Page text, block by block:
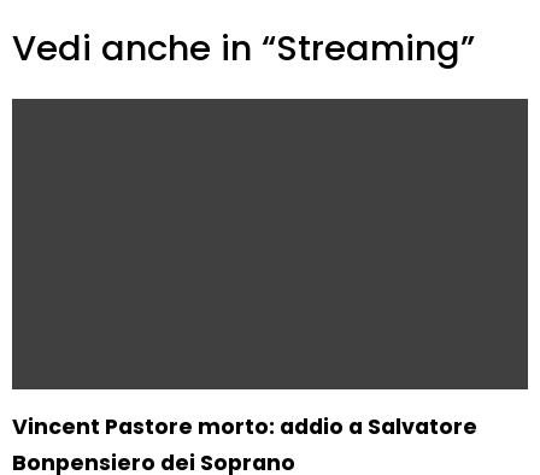
Vedi anche in “Streaming”
Vincent Pastore morto: addio a Salvatore
Bonpensiero dei Soprano